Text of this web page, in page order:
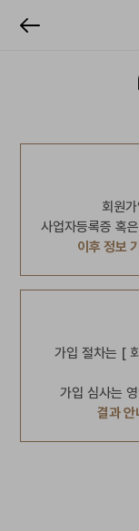
회원
사업자등록증 혹
이후 정보
가입 절차는 [
가입 심사는
결과 안